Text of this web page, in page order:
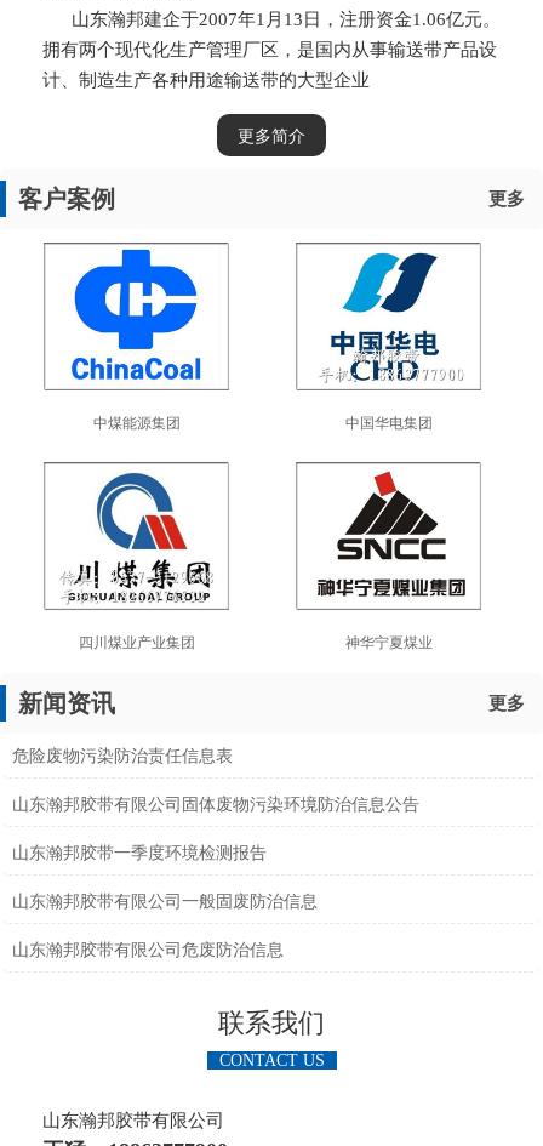
山东瀚邦建企于2007年1月13日，注册资金1.06亿元。
拥有两个现代化生产管理厂区，是国内从事输送带产品设
计、制造生产各种用途输送带的大型企业
更多简介
客户案例 更多
中煤能源集团 中国华电集团
四川煤业产业集团 神华宁夏煤业
新闻资讯 更多
危险废物污染防治责任信息表
山东瀚邦胶带有限公司固体废物污染环境防治信息公告
山东瀚邦胶带一季度环境检测报告
山东瀚邦胶带有限公司一般固废防治信息
山东瀚邦胶带有限公司危废防治信息
联系我们
CONTACT US
山东瀚邦胶带有限公司